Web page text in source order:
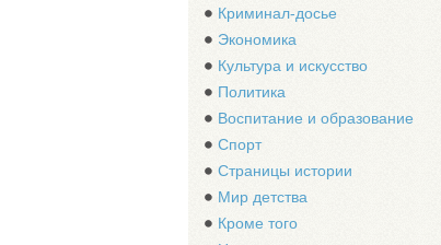
Криминал-досье
Экономика
Культура и искусство
Политика
Воспитание и образование
Спорт
Страницы истории
Мир детства
Кроме того